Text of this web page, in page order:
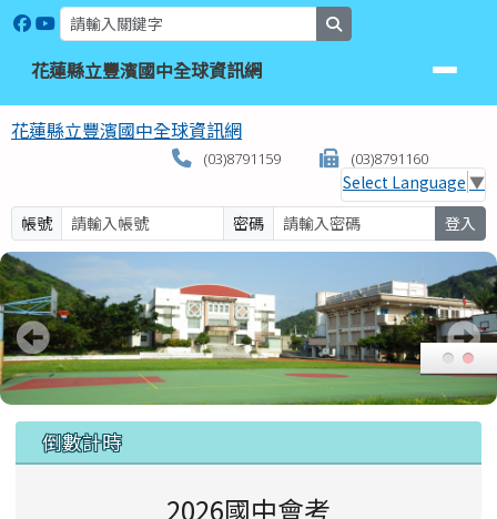
跳至主內容區
花蓮縣立豐濱國中全球資訊網
花蓮縣立豐濱國中全球資訊網
花蓮縣立豐濱國中全球資訊網
(03)8791159 (03)8791160
Select Language ▼
帳號
密碼 登入
上中區域內容
倒數計時
2026國中會考
頁尾區域